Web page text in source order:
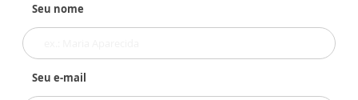
Seu nome
Seu e-mail